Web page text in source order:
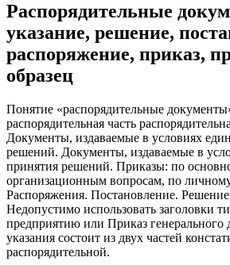
Распорядительные
указание, решение,
распоряжение, приказ,
образец
Понятие «распорядительные
распорядительная часть
Документы, издаваемые в условиях
решений. Документы, издаваемые в
принятия решений. Приказы: по
организационным вопросам, по личному
Распоряжения. Постановление.
Недопустимо использовать заголовки
предприятию или Приказ генерального
указания состоит из двух частей
распорядительной.